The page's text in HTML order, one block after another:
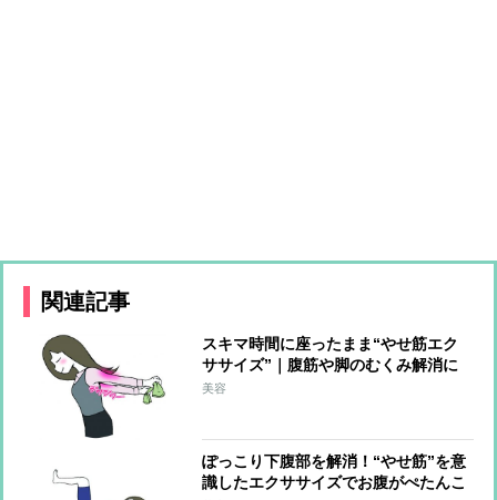
関連記事
スキマ時間に座ったまま“やせ筋エク
ササイズ”｜腹筋や脚のむくみ解消に
効く!
美容
ぽっこり下腹部を解消！“やせ筋”を意
識したエクササイズでお腹がぺたんこ